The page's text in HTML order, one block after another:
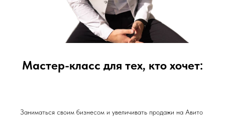
Мастер-класс для тех, кто хочет:
Заниматься своим бизнесом и увеличивать продажи на Авито